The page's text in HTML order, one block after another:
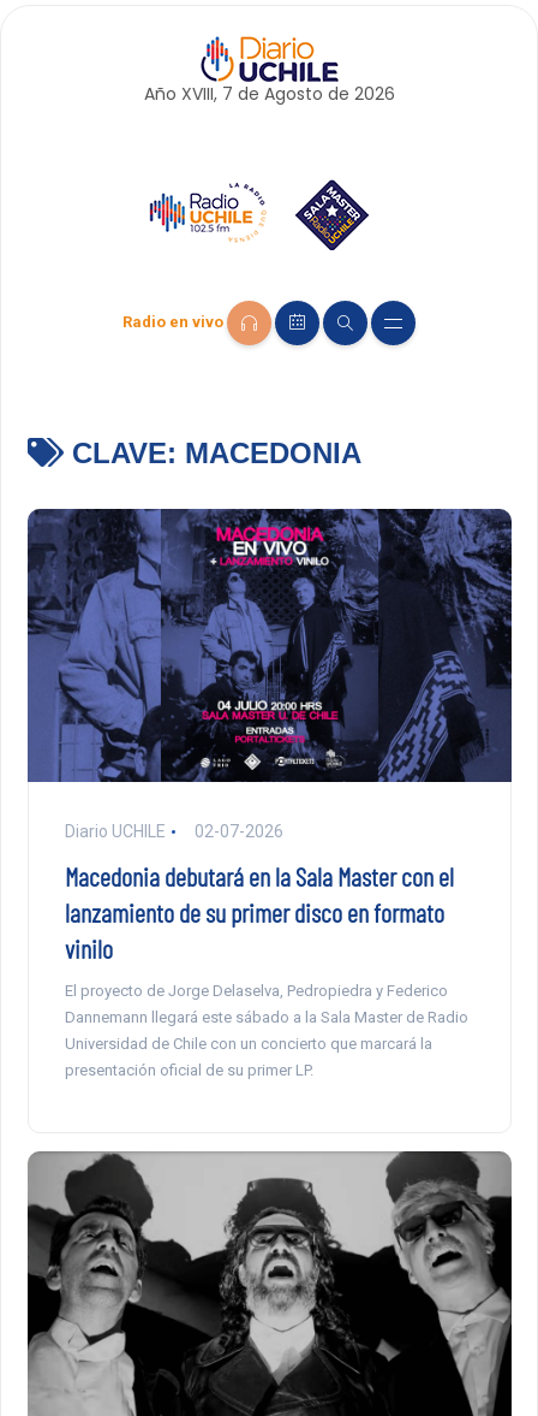
Año XVIII, 7 de Agosto de 2026
Radio en vivo
CLAVE: MACEDONIA
Diario UCHILE 02-07-2026
Macedonia debutará en la Sala Master con el
lanzamiento de su primer disco en formato
vinilo
El proyecto de Jorge Delaselva, Pedropiedra y Federico
Dannemann llegará este sábado a la Sala Master de Radio
Universidad de Chile con un concierto que marcará la
presentación oficial de su primer LP.